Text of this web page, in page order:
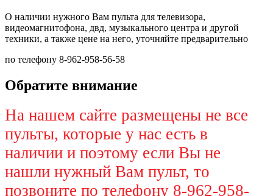
О наличии нужного Вам пульта для телевизора,
видеомагнитофона, двд, музыкального центра и другой
техники, а также цене на него, уточняйте предварительно
по телефону 8-962-958-56-58
Обратите внимание
На нашем сайте размещены не все
пульты, которые у нас есть в
наличии и поэтому если Вы не
нашли нужный Вам пульт, то
позвоните по телефону 8-962-958-